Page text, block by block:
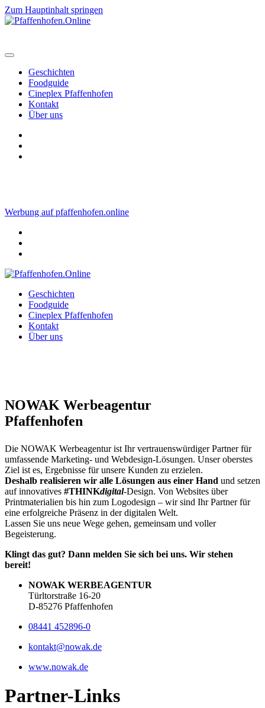
Zum Hauptinhalt springen
Geschichten
Foodguide
Cineplex Pfaffenhofen
Kontakt
Über uns
Werbung auf pfaffenhofen.online
Geschichten
Foodguide
Cineplex Pfaffenhofen
Kontakt
Über uns
NOWAK Werbeagentur
Pfaffenhofen
Die NOWAK Werbeagentur ist Ihr vertrauenswürdiger Partner für
umfassende Marketing- und Webdesign-Lösungen. Unser oberstes
Ziel ist es, Ergebnisse für unsere Kunden zu erzielen.
Deshalb realisieren wir alle Lösungen aus einer Hand und setzen
auf innovatives #THINKdigital-Design. Von Websites über
Printmaterialien bis hin zum Logodesign – wir sind Ihr Partner für
eine erfolgreiche Präsenz in der digitalen Welt.
Lassen Sie uns neue Wege gehen, gemeinsam und voller
Begeisterung.
Klingt das gut? Dann melden Sie sich bei uns. Wir stehen
bereit!
NOWAK WERBEAGENTUR
Türltorstraße 16-20
D-85276 Pfaffenhofen
08441 452896-0
kontakt@nowak.de
www.nowak.de
Partner-Links